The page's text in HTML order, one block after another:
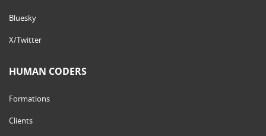
Bluesky
X/Twitter
HUMAN CODERS
Formations
Clients